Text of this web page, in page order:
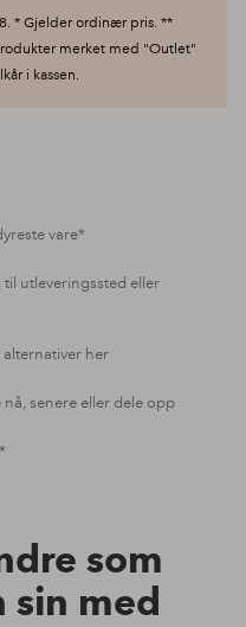
* Gjelder ordinær pris. **
merket med "Outlet"
i kassen.
vare*
til utleveringssted eller
alternativer her
nå, senere eller dele opp
som
sin med